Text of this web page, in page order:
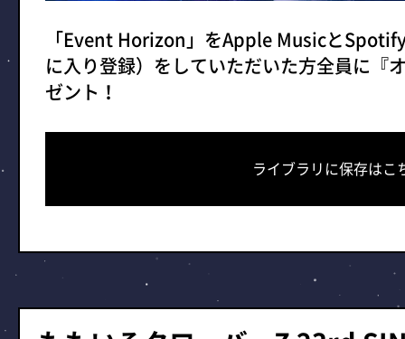
「Event Horizon」をApple Musicと
に入り登録）をしていただいた方全員に『
ゼント！
ライブラリに保存はこ